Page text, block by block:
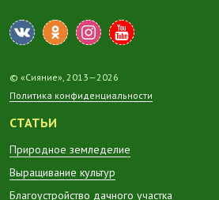
© «Сияние», 2013—2026
Политика конфиденциальности
СТАТЬИ
Природное земледелие
Выращивание культур
Благоустройство дачного участка